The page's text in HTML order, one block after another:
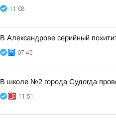
11:08
В Александрове серийный
07:45
В школе №2 города Судогда
11:51